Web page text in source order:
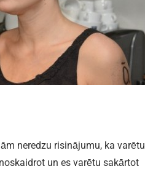
neredzu risinājumu, ka varētu
un es varētu sakārtot